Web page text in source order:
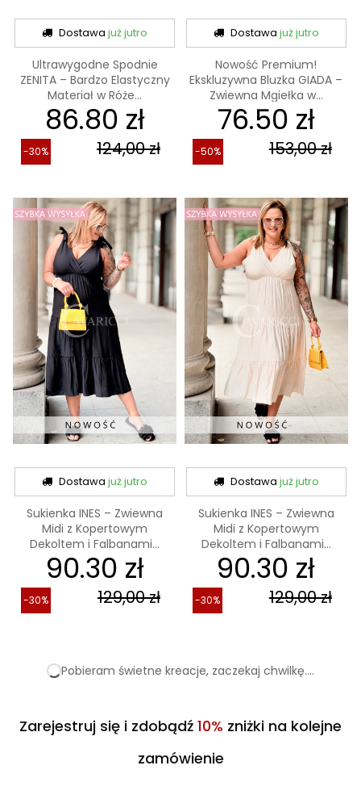
Dostawajuż jutro
Ultrawygodne Spodnie
ZENITA – Bardzo Elastyczny
Materiał w Róże...
86.80 zł
124,00 zł
-30%
Dostawa już jutro
Nowość Premium!
Ekskluzywna Bluzka GIADA –
Zwiewna Mgiełka w...
76.50 zł
153,00 zł
-50%
Dostawajuż jutro
Sukienka INES – Zwiewna
Midi z Kopertowym
Dekoltem i Falbanami...
90.30 zł
129,00 zł
-30%
Dostawa już jutro
Sukienka INES – Zwiewna
Midi z Kopertowym
Dekoltem i Falbanami...
90.30 zł
129,00 zł
-30%
Pobieram świetne kreacje, zaczekaj chwilkę....
Zarejestruj się i zdobądź 10% zniżki na kolejne
zamówienie